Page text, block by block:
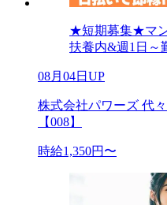
★短期募集★マ
扶養内&週1日～
08月04日UP
株式会社パワーズ 代
【008】
時給1,350円〜